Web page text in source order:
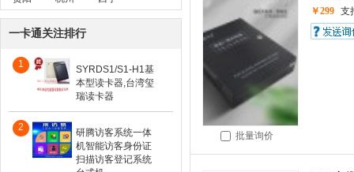
一卡通关注排行
1
SYRDS1/S1-H1基
本型读卡器,台湾玺
瑞读卡器
2
研腾访客系统一体
机智能访客身份证
扫描访客登记系统
批量询价
￥299 支